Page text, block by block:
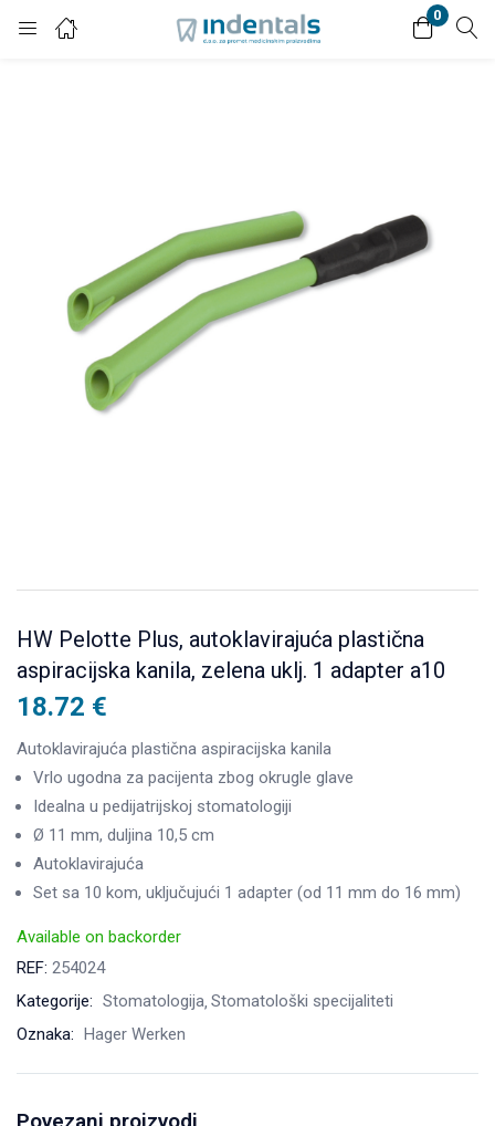
0
Login
Remember me
HW Pelotte Plus, autoklavirajuća plastična
aspiracijska kanila, zelena uklj. 1 adapter a10
18.72 €
Autoklavirajuća plastična aspiracijska kanila
Vrlo ugodna za pacijenta zbog okrugle glave
Idealna u pedijatrijskoj stomatologiji
Ø 11 mm, duljina 10,5 cm
Autoklavirajuća
Set sa 10 kom, uključujući 1 adapter (od 11 mm do 16 mm)
Available on backorder
REF: 254024
Kategorije: Stomatologija Stomatološki specijaliteti
Oznaka: Hager Werken